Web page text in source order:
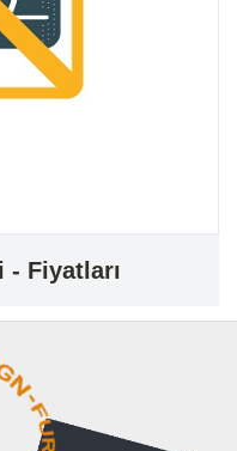
Fiyatları